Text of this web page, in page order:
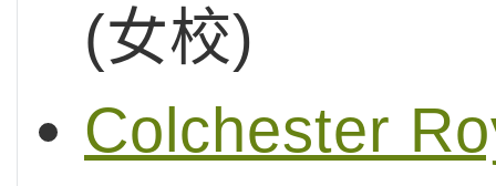
(女校)
Colchester